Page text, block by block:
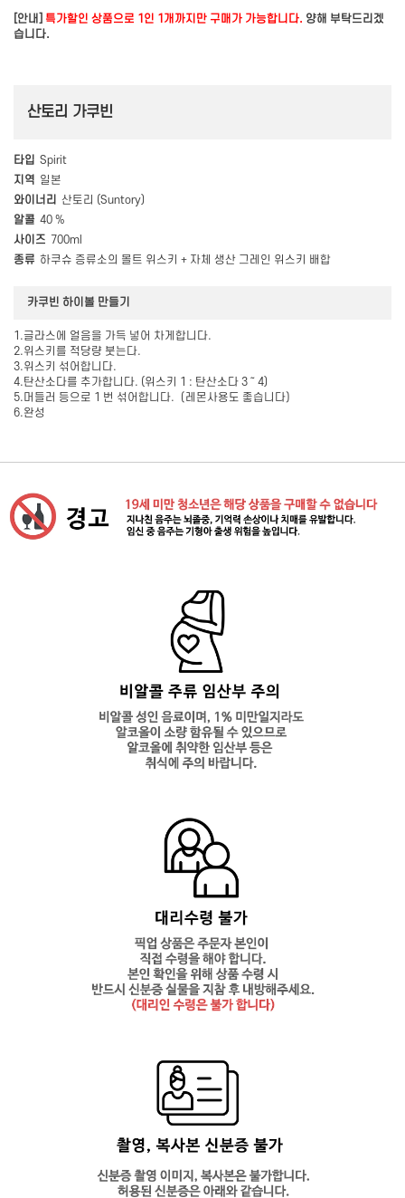
[안내] 특가할인 상품으로 1인 1개까지만 구매가 가능합니다. 양해 부탁드리겠
습니다.
산토리 가쿠빈
타입 Spirit
지역 일본
와이너리 산토리 (Suntory)
알콜 40 %
사이즈 700ml
종류 하쿠슈 증류소의 몰트 위스키 + 자체 생산 그레인 위스키 배합
카쿠빈 하이볼 만들기
1.글라스에 얼음을 가득 넣어 차게합니다.
2.위스키를 적당량 붓는다.
3.위스키 섞어합니다.
4.탄산소다를 추가합니다. (위스키 1 : 탄산소다 3 ～ 4)
5.머들러 등으로 1 번 섞어합니다.（레몬사용도 좋습니다）
6.완성